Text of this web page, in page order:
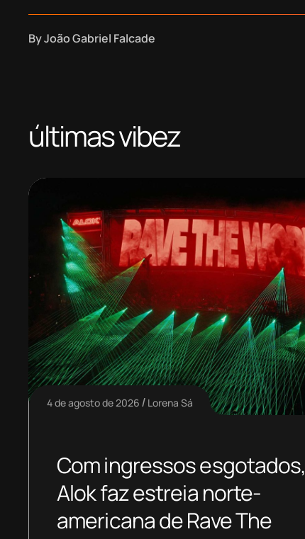
ByJoão Gabriel Falcade
últimas vibez
4 de agosto de 2026 Lorena Sá
Com ingressos esgotados,
Alok faz estreia norte-
americana de Rave The